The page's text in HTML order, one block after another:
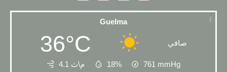
Guelma
36°C صافي
4.1 م\ث 18% 761 mmHg